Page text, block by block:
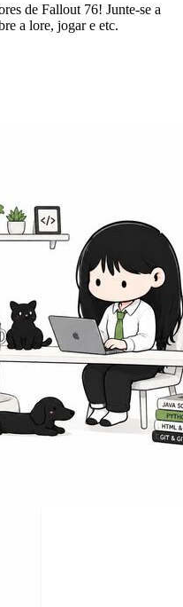
de Fallout 76! Junte-se a
a lore, jogar e etc.